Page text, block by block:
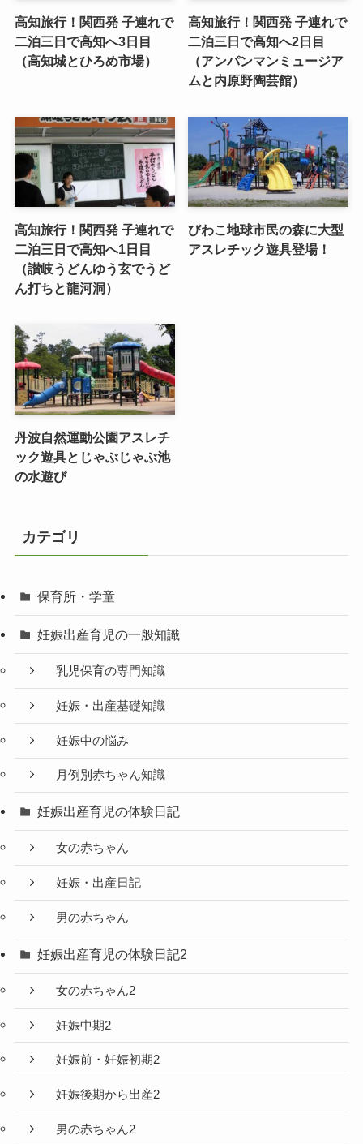
高知旅行！関西発 子連れで
二泊三日で高知へ3日目
（高知城とひろめ市場）
高知旅行！関西発 子連れで
二泊三日で高知へ2日目
（アンパンマンミュージア
ムと内原野陶芸館）
高知旅行！関西発 子連れで
二泊三日で高知へ1日目
（讃岐うどんゆう玄でうど
ん打ちと龍河洞）
びわこ地球市民の森に大型
アスレチック遊具登場！
丹波自然運動公園アスレチ
ック遊具とじゃぶじゃぶ池
の水遊び
カテゴリ
保育所・学童
妊娠出産育児の一般知識
乳児保育の専門知識
妊娠・出産基礎知識
妊娠中の悩み
月例別赤ちゃん知識
妊娠出産育児の体験日記
女の赤ちゃん
妊娠・出産日記
男の赤ちゃん
妊娠出産育児の体験日記2
女の赤ちゃん2
妊娠中期2
妊娠前・妊娠初期2
妊娠後期から出産2
男の赤ちゃん2